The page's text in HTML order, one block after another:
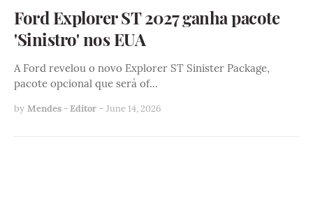
Ford Explorer ST 2027 ganha pacote
'Sinistro' nos EUA
A Ford revelou o novo Explorer ST Sinister Package,
pacote opcional que será of…
by Mendes - Editor - June 14, 2026